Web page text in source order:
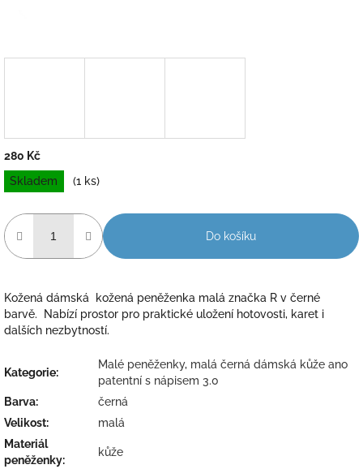
280 Kč
Měrná
cena:
Skladem (1 ks)
Do košíku
Kožená dámská kožená peněženka malá značka R v černé
barvě. Nabízí prostor pro praktické uložení hotovosti, karet i
dalších nezbytností.
Kategorie:
Malé peněženky, malá černá dámská kůže ano
patentní s nápisem 3.0
Barva:
černá
Velikost:
malá
Materiál
peněženky:
kůže